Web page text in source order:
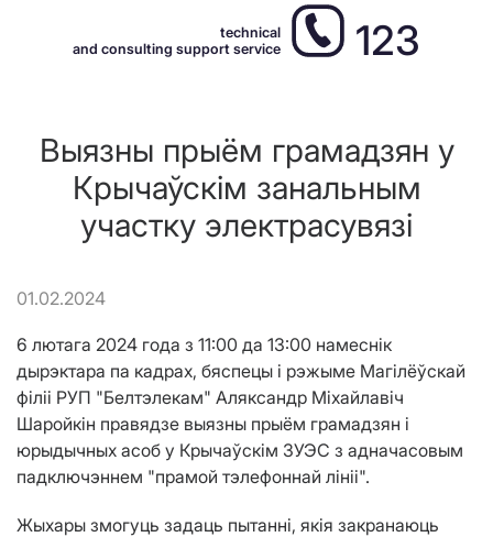
technical
and consulting support service
123
Выязны прыём грамадзян у
Крычаўскім занальным
участку электрасувязі
01.02.2024
6 лютага 2024 года з 11:00 да 13:00 намеснік
дырэктара па кадрах, бяспецы і рэжыме Магілёўскай
філіі РУП "Белтэлекам" Аляксандр Міхайлавіч
Шаройкін правядзе выязны прыём грамадзян і
юрыдычных асоб у Крычаўскім ЗУЭС з адначасовым
падключэннем "прамой тэлефоннай лініі".
Жыхары змогуць задаць пытанні, якія закранаюць